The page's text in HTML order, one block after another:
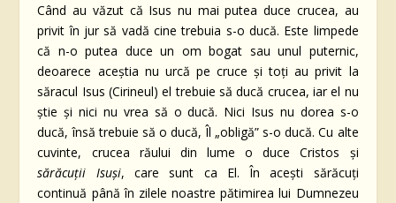
Când au văzut că Isus nu mai putea duce crucea, au
privit în jur să vadă cine trebuia s-o ducă. Este limpede
că n-o putea duce un om bogat sau unul puternic,
deoarece aceștia nu urcă pe cruce și toți au privit la
săracul Isus (Cirineul) el trebuie să ducă crucea, iar el nu
știe și nici nu vrea să o ducă. Nici Isus nu dorea s-o
ducă, însă trebuie să o ducă, Îl „obligă” s-o ducă. Cu alte
cuvinte, crucea răului din lume o duce Cristos și
sărăcuții Isuși, care sunt ca El. În acești sărăcuți
continuă până în zilele noastre pătimirea lui Dumnezeu